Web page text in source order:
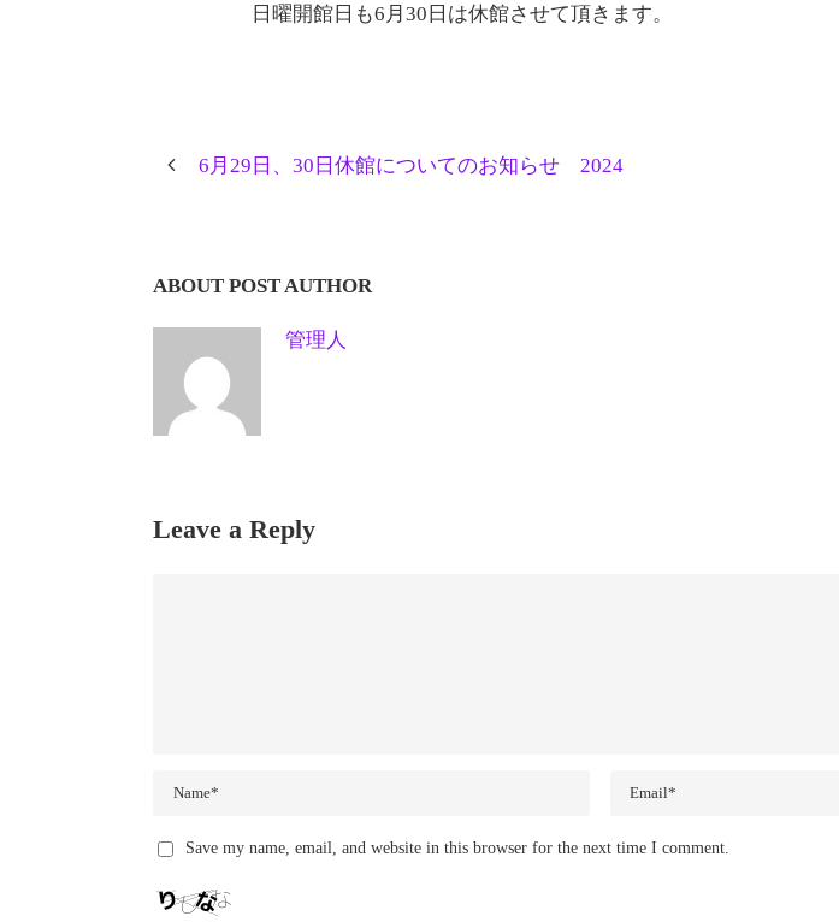
日曜開館日も6月30日は休館させて頂きます。
6月29日、30日休館についてのお知らせ 2024
ABOUT POST AUTHOR
管理人
Leave a Reply
Save my name, email, and website in this browser for the next time I comment.